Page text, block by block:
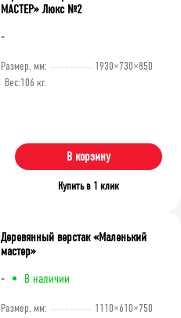
-
МАСТЕР» Люкс №2
Размер, мм:
1930×730×850
Вес:106 кг.
В корзину
Купить в 1 клик
- В наличии
Деревянный верстак «Маленький
мастер»
Размер, мм:
1110×610×750